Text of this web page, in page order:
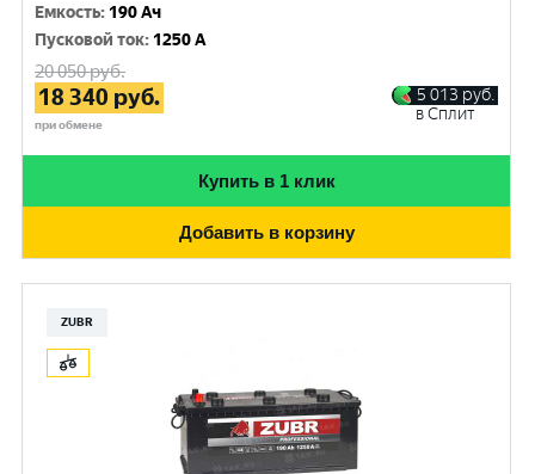
Емкость: 190 Ач
Пусковой ток: 1250 A
20 050руб.
18 340 руб.
при обмене
5 013 руб.
в Сплит
Купить в 1 клик
Добавить в корзину
ZUBR